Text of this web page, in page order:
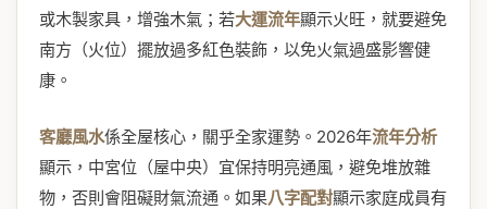
或木製家具，增強木氣；若大運流年顯示火旺，就要避免
南方（火位）擺放過多紅色裝飾，以免火氣過盛影響健
康。
客廳風水係全屋核心，關乎全家運勢。2026年流年分析
顯示，中宮位（屋中央）宜保持明亮通風，避免堆放雜
物，否則會阻礙財氣流通。如果八字配對顯示家庭成員有